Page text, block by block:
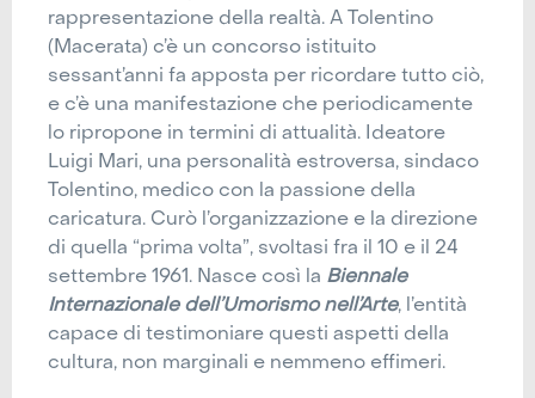
rappresentazione della realtà. A Tolentino
(Macerata) c’è un concorso istituito
sessant’anni fa apposta per ricordare tutto ciò,
e c’è una manifestazione che periodicamente
lo ripropone in termini di attualità. Ideatore
Luigi Mari, una personalità estroversa, sindaco
Tolentino, medico con la passione della
caricatura. Curò l’organizzazione e la direzione
di quella “prima volta”, svoltasi fra il 10 e il 24
settembre 1961. Nasce così la Biennale
Internazionale dell’Umorismo nell’Arte, l’entità
capace di testimoniare questi aspetti della
cultura, non marginali e nemmeno effimeri.